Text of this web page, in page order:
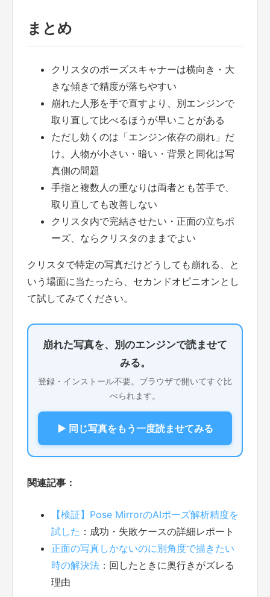
まとめ
クリスタのポーズスキャナーは横向き・大
きな傾きで精度が落ちやすい
崩れた人形を手で直すより、別エンジンで
取り直して比べるほうが早いことがある
ただし効くのは「エンジン依存の崩れ」だ
け。人物が小さい・暗い・背景と同化は写
真側の問題
手指と複数人の重なりは両者とも苦手で、
取り直しても改善しない
クリスタ内で完結させたい・正面の立ちポ
ーズ、ならクリスタのままでよい
クリスタで特定の写真だけどうしても崩れる、と
いう場面に当たったら、セカンドオピニオンとし
て試してみてください。
崩れた写真を、別のエンジンで読ませて
みる。
登録・インストール不要。ブラウザで開いてすぐ比
べられます。
▶ 同じ写真をもう一度読ませてみる
関連記事：
【検証】Pose MirrorのAIポーズ解析精度を
試した ：成功・失敗ケースの詳細レポート
正面の写真しかないのに別角度で描きたい
時の解決法 ：回したときに奥行きがズレる
理由